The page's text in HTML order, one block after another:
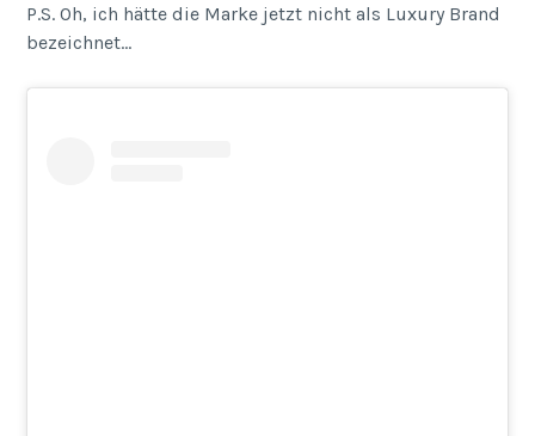
P.S. Oh, ich hätte die Marke jetzt nicht als Luxury Brand
bezeichnet…